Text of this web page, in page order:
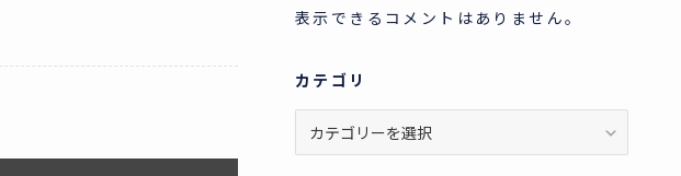
表示できるコメントはありません。
カテゴリ
テ